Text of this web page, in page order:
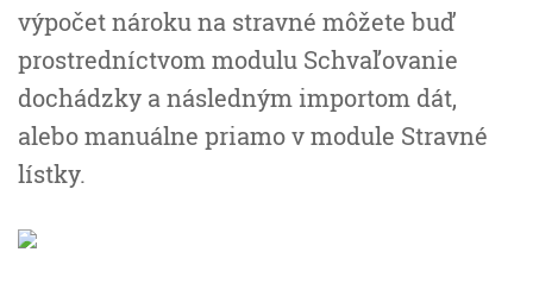
výpočet nároku na stravné môžete buď
prostredníctvom modulu Schvaľovanie
dochádzky a následným importom dát,
alebo manuálne priamo v module Stravné
lístky.